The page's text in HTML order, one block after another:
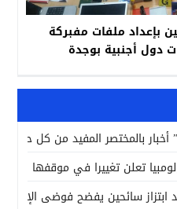
بإعداد ملفات مفبركة
دول أجنبية بوجدة
تعلن تغييرا في موقفها
سائحين يفضح فوضى